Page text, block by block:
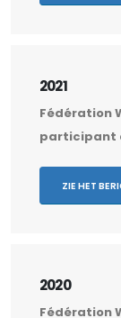
2021
Fédération
participant
ZIE HET
2020
Fédération